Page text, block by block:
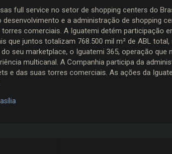
full service no setor de shopping centers do
e a administração de shopping
comerciais. A Iguatemi detém participação
que juntos totalizam 768.500 mil m² de ABL total,
seu marketplace, o Iguatemi 365, operação que
multicanal. A Companhia participa da
e das suas torres comerciais. As ações da